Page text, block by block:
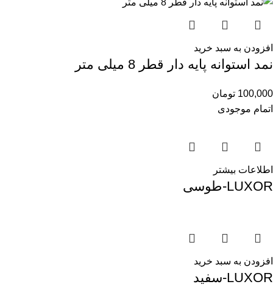
افزودن به سبد خرید
نمد استوانه پایه دار قطر 8 میلی متر
100,000 تومان
اتمام موجودی
اطلاعات بیشتر
LUXOR-طوسی
افزودن به سبد خرید
LUXOR-سفید